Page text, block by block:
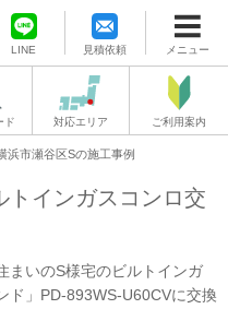
LINE 見積依頼 メニュー
ド 対応エリア ご利用案内
浜市瀬谷区Sの施工事例
トインガスコンロ交
まいのS様宅のビルトインガ
ド」PD-893WS-U60CVに交換